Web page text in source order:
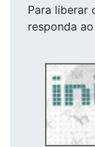
Para liberar
responda